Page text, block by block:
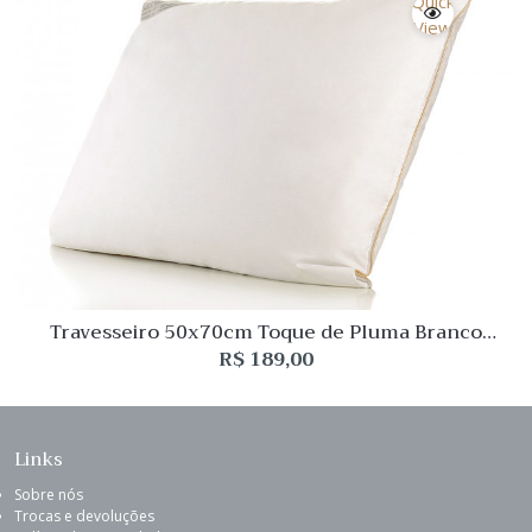
View
Travesseiro 50x70cm Toque de Pluma Branco
Buddemeyer
R$ 189,00
Links
Sobre nós
Trocas e devoluções